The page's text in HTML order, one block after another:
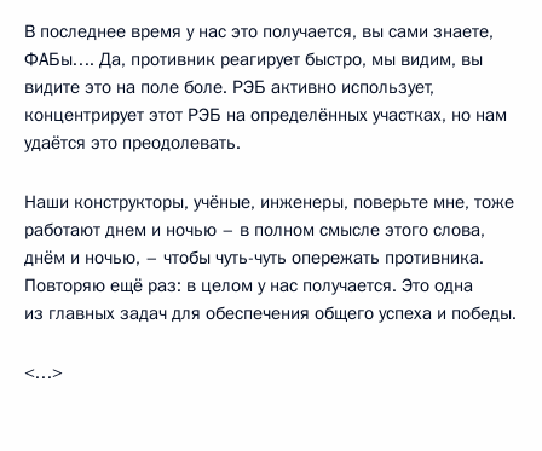
В последнее время у нас это получается, вы сами знаете,
ФАБы…. Да, противник реагирует быстро, мы видим, вы
видите это на поле боле. РЭБ активно использует,
концентрирует этот РЭБ на определённых участках, но нам
удаётся это преодолевать.
Наши конструкторы, учёные, инженеры, поверьте мне, тоже
работают днем и ночью – в полном смысле этого слова,
днём и ночью, – чтобы чуть-чуть опережать противника.
Повторяю ещё раз: в целом у нас получается. Это одна
из главных задач для обеспечения общего успеха и победы.
<…>